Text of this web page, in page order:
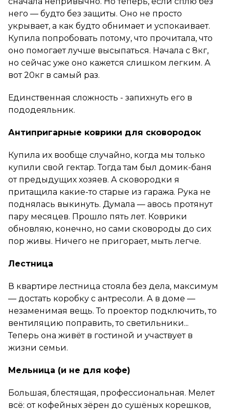
него — будто без защиты. Оно не просто
укрывает, а как будто обнимает и успокаивает.
Купила попробовать потому, что прочитала, что
оно помогает лучше высыпаться. Начала с 8кг,
но сейчас уже оно кажется слишком легким. А
вот 20кг в самый раз.
Единственная сложность - запихнуть его в
пододеяльник.
Антипригарные коврики для сковородок
Купила их вообще случайно, когда мы только
купили свой гектар. Тогда там был домик-баня
от предыдущих хозяев. А сковородки я
притащила какие-то старые из гаража. Рука не
поднялась выкинуть. Думала — авось протянут
пару месяцев. Прошло пять лет. Коврики
обновляю, конечно, но сами сковороды до сих
пор живы. Ничего не пригорает, мыть легче.
Лестница
В квартире лестница стояла без дела, максимум
— достать коробку с антресоли. А в доме —
незаменимая вещь. То проектор подключить, то
вентиляцию поправить, то светильники...
Теперь она живёт в гостиной и участвует в
жизни семьи.
Мельница (и не для кофе)
Большая, блестящая, профессиональная. Мелет
всё: от кофейных зёрен до сушёных корешков,